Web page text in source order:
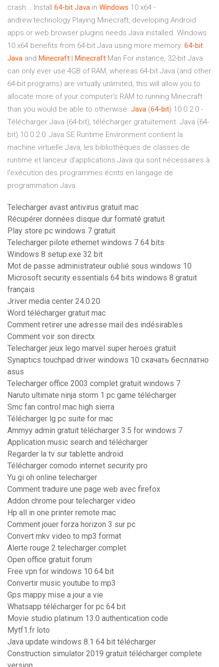
crash... Install 64-bit Java in Windows 10 x64 -
andrew.technology Playing Minecraft, developing Android
apps or web browser plugins needs Java installed. Windows
10 x64 benefits from 64-bit Java using more memory. 64-bit
Java and Minecraft Minecraft Man For instance, 32-bit Java
can only ever use 4GB of RAM, whereas 64-bit Java (and other
64-bit programs) are virtually unlimited; this will allow you to
allocate more of your computer's RAM to running Minecraft
than you would be able to otherwise. Java (64-bit) 10.0.2.0 -
Télécharger Java (64-bit), télécharger gratuitement. Java (64-
bit) 10.0.2.0: Java SE Runtime Environment contient la
machine virtuelle Java, les bibliothèques de classes de
runtime et lanceur d'applications Java qui sont nécessaires à
l'exécution des programmes écrits en langage de
programmation Java.
Telecharger avast antivirus gratuit mac
Récupérer données disque dur formaté gratuit
Play store pc windows 7 gratuit
Telecharger pilote ethernet windows 7 64 bits
Windows 8 setup.exe 32 bit
Mot de passe administrateur oublié sous windows 10
Microsoft security essentials 64 bits windows 8 gratuit
français
Jriver media center 24.0.20
Word télécharger gratuit mac
Comment retirer une adresse mail des indésirables
Comment voir son directx
Telecharger jeux lego marvel super heroes gratuit
Synaptics touchpad driver windows 10 скачать бесплатно
asus
Telecharger office 2003 complet gratuit windows 7
Naruto ultimate ninja storm 1 pc game télécharger
Smc fan control mac high sierra
Télécharger lg pc suite for mac
Ammyy admin gratuit télécharger 3.5 for windows 7
Application music search and télécharger
Regarder la tv sur tablette android
Télécharger comodo internet security pro
Yu gi oh online telecharger
Comment traduire une page web avec firefox
Addon chrome pour telecharger video
Hp all in one printer remote mac
Comment jouer forza horizon 3 sur pc
Convert mkv video to mp3 format
Alerte rouge 2 telecharger complet
Open office gratuit forum
Free vpn for windows 10 64 bit
Convertir music youtube to mp3
Gps mappy mise a jour a vie
Whatsapp télécharger for pc 64 bit
Movie studio platinum 13.0 authentication code
Mytf1.fr loto
Java update windows 8.1 64 bit télécharger
Construction simulator 2019 gratuit télécharger complete